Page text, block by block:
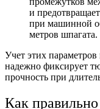
и
при машинной
метров шпагата.
Учет этих
надежно фиксирует
прочность при
Как